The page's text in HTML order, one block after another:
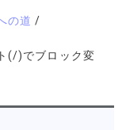
の道 /
(/)でブロック変